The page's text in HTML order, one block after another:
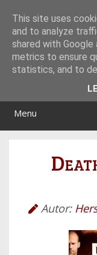
Menu
Autor:
This site uses
and to analyze
shared with
metrics to ensure
statistics, and to